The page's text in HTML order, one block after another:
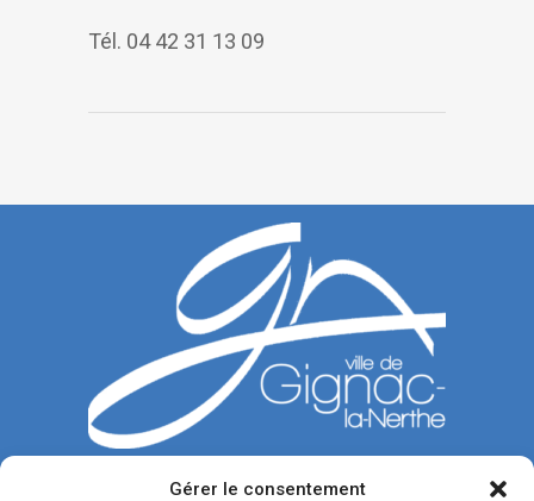
Gérer le consentement
Tél. 04 42 31 13 09